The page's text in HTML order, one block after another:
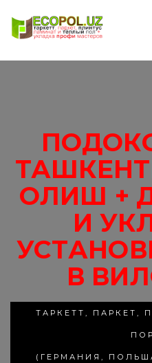
ОЛИШ +
И
В
ТАРКЕТТ, ПАРКЕТ,
(ГЕРМАНИЯ,